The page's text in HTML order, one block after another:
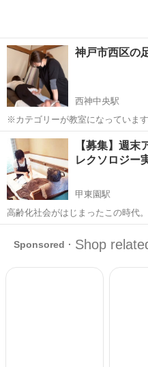
神戸市西区の
西神中央駅
※カテゴリーが教室になっていま
サロンです。 足ツボリフレクソロジー ×フィジカルトレーニングの
Rough & Laugh(らふらふ)です🌿🕺 人間本来の自然治癒力を高めるリ
フレクソロジ...
兵庫 神戸市 西神中央駅
【募集】週末
レクソロジー
甲東園駅
高齢化社会がはじまったこの時代。 介護業界においても様々なサービ
スや、ご家族の中でも介護生活に
えていらっしゃいます。 福祉施設の中で、利用者さまのリフレクソロ
ジーを提供してきて中には、...